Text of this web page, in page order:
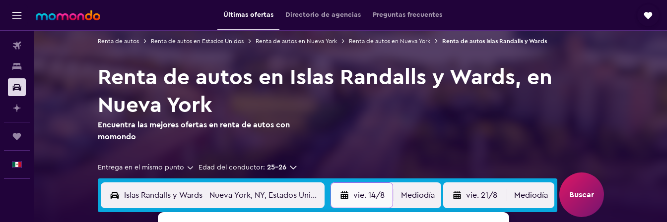
Últimas ofertas Directorio de agencias Preguntas frecuentes
Renta de autos Renta de autos en Estados Unidos Renta de autos en Nueva York Renta de autos en Nueva York Renta de autos Islas Randalls y Wards
Renta de autos en Islas Randalls y Wards, en
Nueva York
Encuentra las mejores ofertas en renta de autos con
momondo
Entrega en el mismo punto Edad del conductor: 25-26
vie. 14/8 Mediodía vie. 21/8 Mediodía Buscar